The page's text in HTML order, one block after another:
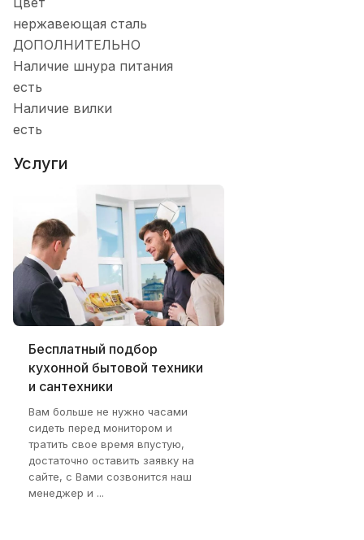
нержавеющая сталь
ДОПОЛНИТЕЛЬНО
Наличие шнура питания
есть
Наличие вилки
есть
Услуги
Бесплатный подбор
кухонной бытовой техники
и сантехники
Вам больше не нужно часами
сидеть перед монитором и
тратить свое время впустую,
достаточно оставить заявку на
сайте, с Вами созвонится наш
менеджер и ...